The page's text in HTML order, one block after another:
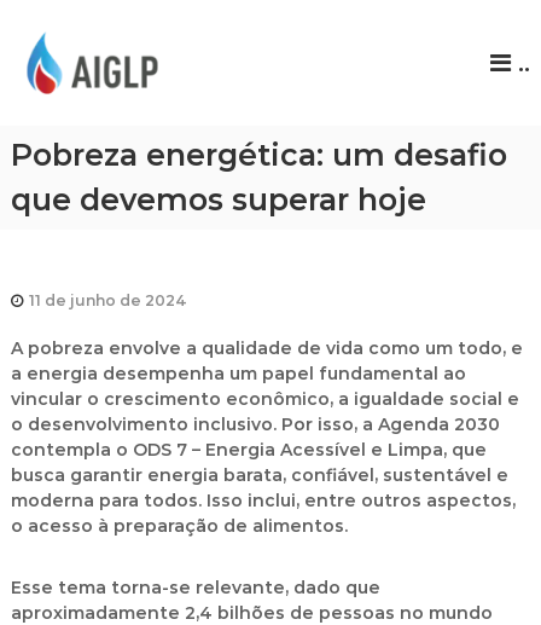
P
..
Pobreza energética: um desafio
que devemos superar hoje
11 de junho de 2024
A pobreza envolve a qualidade de vida como um todo, e
a energia desempenha um papel fundamental ao
vincular o crescimento econômico, a igualdade social e
o desenvolvimento inclusivo. Por isso, a Agenda 2030
contempla o ODS 7 – Energia Acessível e Limpa, que
busca garantir energia barata, confiável, sustentável e
moderna para todos. Isso inclui, entre outros aspectos,
o acesso à preparação de alimentos.
Esse tema torna-se relevante, dado que
aproximadamente 2,4 bilhões de pessoas no mundo